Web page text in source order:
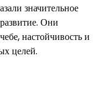
значительное
Они
настойчивость и
целей.